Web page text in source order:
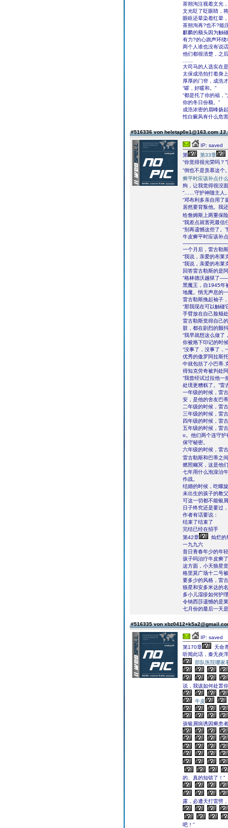
茶朔洵注视着文光
文光眨了眨眼睛，
眼眶还晕染着红晕
茶朔洵再?也不?能
麒麟的额头因为触
有力?的心跳声环
两个人谁也没有说
他们都很清楚，之
大司马的人选实在
太保成浩拍打着身
厚厚的门帘，成浩
“嚯，好暖和。”
“都是托了你的福，
你的冬日份额。”
成浩浓密的眉峰扬
性白癜风有什么危
#516336 von heletap0e1@163.com
IP: saved
第
第33章
“你觉得很光荣吗？
“倒也不是羡慕这个
癣平时应该补点什么
狗，让我觉得很没
“……守护神随主人
“邓布利多亲自用
居然要背叛他。我
给詹姆斯上两重保险
“我差点就害死最信
“别再遗憾这些了。
牛皮癣平时应该补
一个月后，雷古勒
“我说，亲爱的布莱
“我说，亲爱的布莱
回答雷古勒斯的是
“格林德沃越狱了
黑魔王，自1945年
地魔。悄无声息的
雷古勒斯挽起袖子
“那我现在可以触碰
手臂放在自己脸颊
雷古勒斯觉得自己
脏，都在剧烈的颤
“我早就想这么做了
你被烙下印记的时
“没事了，没事了，
优秀的傲罗阿拉斯
中就包括了小巴蒂.
得知克劳奇被判处
“我曾经试过拉他一
处境更糟糕了。”雷
一年级的时候，雷
安，是他的舍友巴
二年级的时候，雷
三年级的时候，雷
四年级的时候，雷
五年级的时候，雷
o。他们两个连守护
保守秘密。
六年级的时候，雷
雷古勒斯和巴蒂之
燃照幽冥，这是他
七年用什么泡澡治
作战。
结婚的时候，吃螺
未出生的孩子的教
可这一切都不能银
日子终究还是要过
作者有话要说：
结束了结束了
完结已经在招手
第42章
灿烂的
一九九六
昔日青春年少的年
孩子吗治疗牛皮癣
这方面，小天狼星
格里莫广场十二号
要多少的风格，雷
狼星和安多米达的
多小儿湿疹如何护
令纳西莎遗憾的是
七月份的最后一天
#516335 von
IP: saved
第170章
天命
听闻此话，秦无炎
部队医院哪家
说，我该如何处置
牛皮
孩银屑病诱因癣患
的、真的知错了！”
露，必遭天打雷劈
吧！”